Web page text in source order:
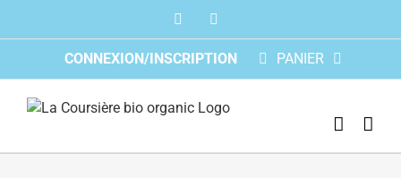
Facebook
CONNEXION/INSCRIPTION PANIER